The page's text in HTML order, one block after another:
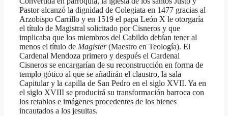
Pastor alcanzó la dignidad de Colegiata en 1477 gracias al
Arzobispo Carrillo y en 1519 el papa León X le otorgaría
el título de Magistral solicitado por Cisneros y que
implicaba que los miembros del Cabildo debían tener al
menos el título de Magister(Maestro en Teología). El
Cardenal Mendoza primero y después el Cardenal
Cisneros se encargarían de su reconstrucción en forma de
templo gótico al que se añadirán el claustro, la sala
Capitular y la capilla de San Pedro en el siglo XVII. Ya en
el siglo XVIII se producirá su transformación barroca con
los retablos e imágenes procedentes de los bienes
incautados a los jesuitas.